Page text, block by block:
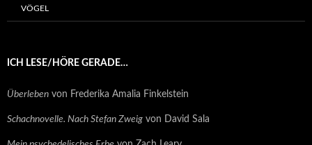
VÖGEL
ICH LESE/HÖRE GERADE…
Überleben von Frederika Amalia Finkelstein
Schachnovelle. Nach Stefan Zweig von David Sala